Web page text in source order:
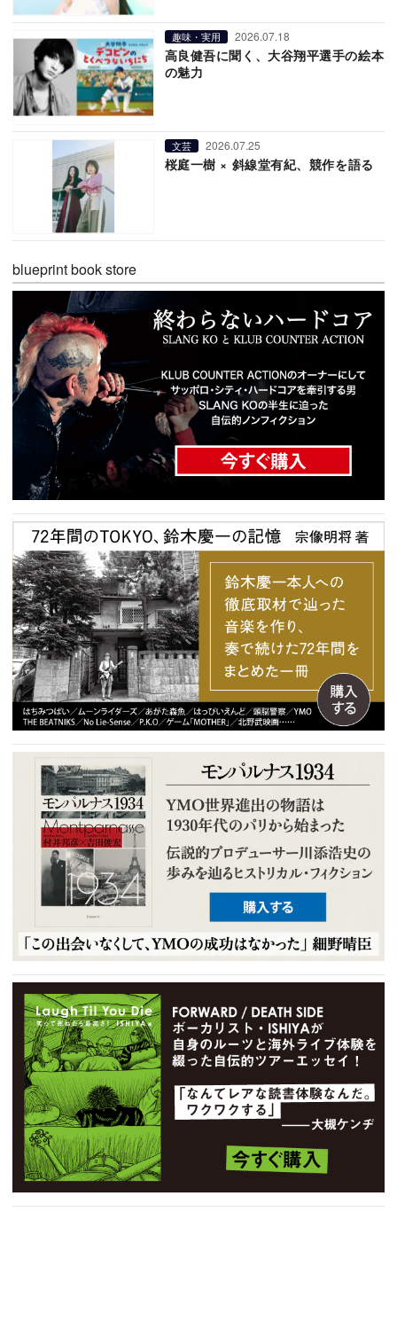
趣味・実用 2026.07.18
高良健吾に聞く、大谷翔平選手の絵本
の魅力
文芸 2026.07.25
桜庭一樹 × 斜線堂有紀、競作を語る
blueprint book store